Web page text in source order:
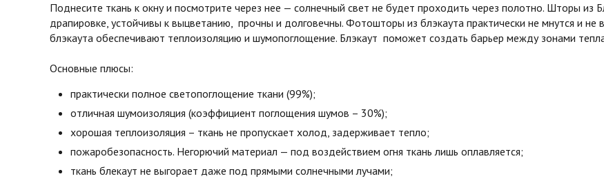
Поднесите ткань к окну и посмотрите через нее — солнечный свет не будет проходить через полотно. Шторы
драпировке, устойчивы к выцветанию, прочны и долговечны. Фотошторы из блэкаута практически не мнутся и
блэкаута обеспечивают теплоизоляцию и шумопоглощение. Блэкаут поможет создать барьер между зонами
Основные плюсы:
практически полное светопоглощение ткани (99%);
отличная шумоизоляция (коэффициент поглощения шумов – 30%);
хорошая теплоизоляция – ткань не пропускает холод, задерживает тепло;
пожаробезопасность. Негорючий материал — под воздействием огня ткань лишь оплавляется;
ткань блекаут не выгорает даже под прямыми солнечными лучами;